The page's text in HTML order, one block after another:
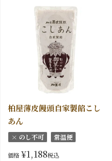
柏屋薄皮饅頭自家製餡こし
あん
× のし不可 常温便
価格 ¥1,188税込